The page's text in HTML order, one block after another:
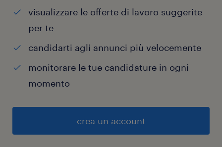
visualizzare le offerte di lavoro suggerite
per te
candidarti agli annunci più velocemente
monitorare le tue candidature in ogni
momento
crea un account